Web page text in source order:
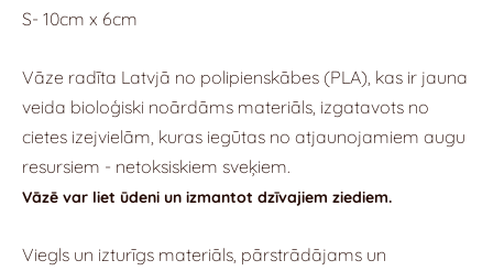
S- 10cm x 6cm
Vāze radīta Latvjā no polipienskābes (PLA), kas ir jauna
veida bioloģiski noārdāms materiāls, izgatavots no
cietes izejvielām, kuras iegūtas no atjaunojamiem augu
resursiem - netoksiskiem sveķiem.
Vāzē var liet ūdeni un izmantot dzīvajiem ziediem.
Viegls un izturīgs materiāls, pārstrādājams un